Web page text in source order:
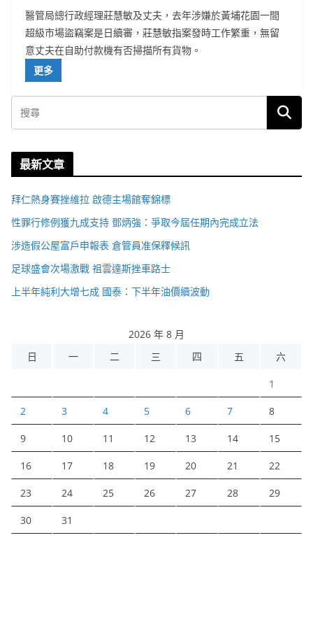
醫管局總行政經理莊慧敏及丈夫，去年涉嫌於黃埔花園一間
超級市場盜竊案是日續審，莊慧敏指案發時工作繁重，無留
意丈夫在自助付款機有否掃描所有貨物。
更多
最新文章
拜仁熱身賽挫維拉 啟德主場館奪錦標
性罪行修例獲九成支持 鄧炳強：爭取今屆任期內完成立法
涉造假公屋富戶申報表 倉管員准保釋候訊
足球盛會次場激戰 祖雲達斯挫車路士
上半年純利大增七成 國泰：下半年油價續波動
2026 年 8 月
日
一 二 三 四 五 六
1
2 3 4 5 6 7 8
9 10 11 12 13 14 15
16 17 18 19 20 21 22
23 24 25 26 27 28 29
30 31